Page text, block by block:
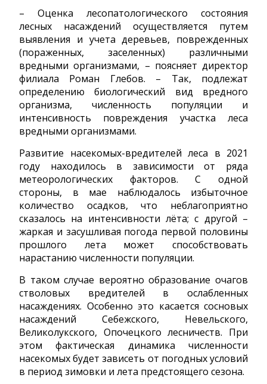
– Оценка лесопатологического состояния
лесных насаждений осуществляется путем
выявления и учета деревьев, поврежденных
(пораженных, заселенных) различными
вредными организмами, – поясняет директор
филиала Роман Глебов. – Так, подлежат
определению биологический вид вредного
организма, численность популяции и
интенсивность повреждения участка леса
вредными организмами.
Развитие насекомых-вредителей леса в 2021
году находилось в зависимости от ряда
метеорологических факторов. С одной
стороны, в мае наблюдалось избыточное
количество осадков, что неблагоприятно
сказалось на интенсивности лёта; с другой –
жаркая и засушливая погода первой половины
прошлого лета может способствовать
нарастанию численности популяции.
В таком случае вероятно образование очагов
стволовых вредителей в ослабленных
насаждениях. Особенно это касается сосновых
насаждений Себежского, Невельского,
Великолукского, Опочецкого лесничеств. При
этом фактическая динамика численности
насекомых будет зависеть от погодных условий
в период зимовки и лета предстоящего сезона.